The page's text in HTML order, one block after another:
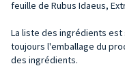
feuille de Rubus Idaeus,
La liste des ingrédients
toujours l'emballage du
des ingrédients.